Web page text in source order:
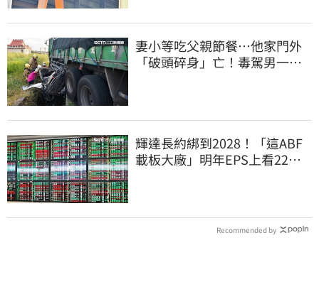
妻小等吃父親節餐⋯他家門外
「破頭碎身」亡！毒駕男一路
輝達長約綁到2028！「這ABF
載板大廠」明年EPS上看22
Recommended by